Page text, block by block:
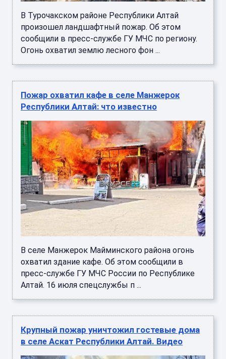
В Турочакском районе Республики Алтай
произошел ландшафтный пожар. Об этом
сообщили в пресс-службе ГУ МЧС по региону.
Огонь охватил землю лесного фон ...
Пожар охватил кафе в селе Манжерок
Республики Алтай: что известно
В селе Манжерок Майминского района огонь
охватил здание кафе. Об этом сообщили в
пресс-службе ГУ МЧС России по Республике
Алтай. 16 июля спецслужбы п ...
Крупный пожар уничтожил гостевые дома
в селе Аскат Республики Алтай. Видео